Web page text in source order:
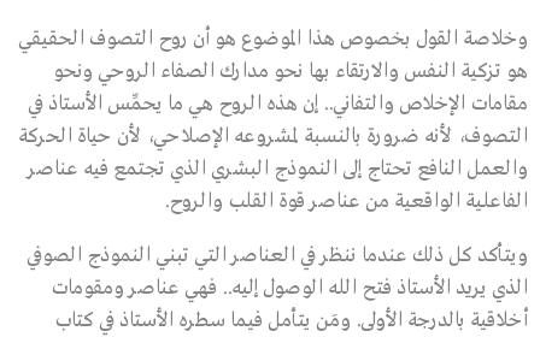
وخلاصة القول بخصوص هذا الموضوع هو أن روح التصوف الحقيقي
هو تزكية النفس والارتقاء بها نحو مدارك الصفاء الروحي ونحو
مقامات الإخلاص والتفاني.. إن هذه الروح هي ما يحمِّس الأستاذ في
التصوف، لأنه ضرورة بالنسبة لمشروعه الإصلاحي، لأن حياة الحركة
والعمل النافع تحتاج إلى النموذج البشري الذي تجتمع فيه عناصر
الفاعلية الواقعية من عناصر قوة القلب والروح.
ويتأكد كل ذلك عندما ننظر في العناصر التي تبني النموذج الصوفي
الذي يريد الأستاذ فتح الله الوصول إليه.. فهي عناصر ومقومات
أخلاقية بالدرجة الأولى. ومَن يتأمل فيما سطره الأستاذ في كتاب